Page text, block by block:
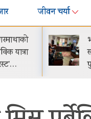
जीवन चर्या